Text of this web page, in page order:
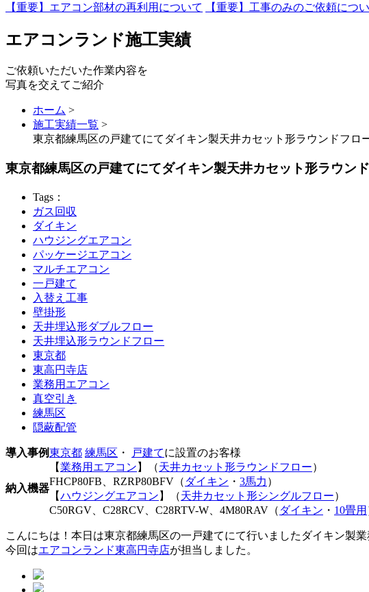
【重要】エアコン部材の再利用について 【重要】工事のみのご依頼につ
エアコンランド施工実績
ご依頼いただいた作業内容を
写真を交えてご紹介
ホーム >
施工実績一覧 >
東京都練馬区の戸建てにてダイキン製天井カセット形ラウンドフロ
東京都練馬区の戸建てにてダイキン製天井カセット形ラウン
Tags：
ガス回収
ダイキン
ハウジングエアコン
パッケージエアコン
マルチエアコン
一戸建て
入替え工事
壁掛形
天井埋込形ダブルフロー
天井埋込形ラウンドフロー
東京都
東高円寺店
業務用エアコン
真空引き
練馬区
隠蔽配管
導入事例東京都 練馬区 ・ 戸建てに設置のお客様
納入機器
【業務用エアコン 】（天井カセット形ラウンドフロー）
FHCP80FB、RZRP80BFV（ ダイキン ・ 3馬力 ）
【ハウジングエアコン 】（天井カセット形シングルフロー）
C50RGV、C28RCV、C28RTV-W、4M80RAV（ ダイキン ・ 10畳用
こんにちは！本日は東京都練馬区の一戸建てにて行いましたダイキン製
今回はエアコンランド東高円寺店が担当しました。